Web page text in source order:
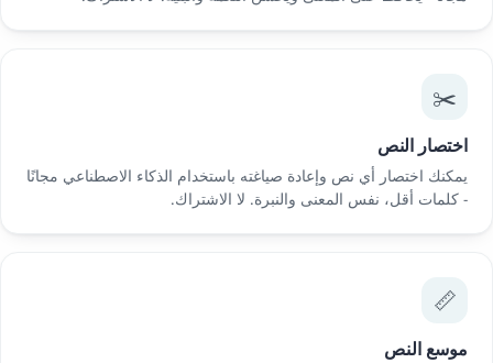
✂️
اختصار النص
يمكنك اختصار أي نص وإعادة صياغته باستخدام الذكاء الاصطناعي مجانًا
- كلمات أقل، نفس المعنى والنبرة. لا الاشتراك.
📏
موسع النص